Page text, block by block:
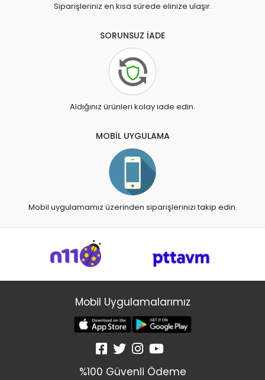
Siparişleriniz en kısa sürede elinize ulaşır.
SORUNSUZ İADE
Aldığınız ürünleri kolay iade edin.
MOBİL UYGULAMA
Mobil uygulamamız üzerinden siparişlerinizi takip edin.
Mobil Uygulamalarımız
%100 Güvenli Ödeme